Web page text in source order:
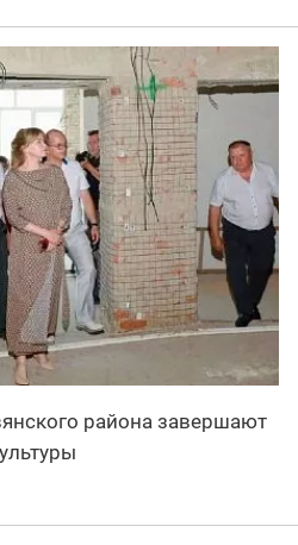
района завершают